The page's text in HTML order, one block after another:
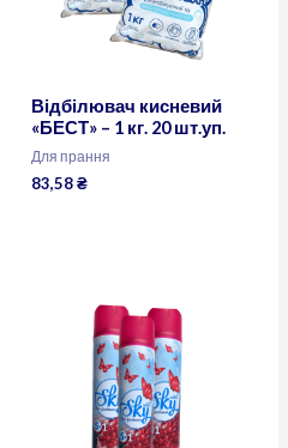
Відбілювач кисневий
«БЕСТ» – 1 кг. 20 шт.уп.
Для прання
83,58₴